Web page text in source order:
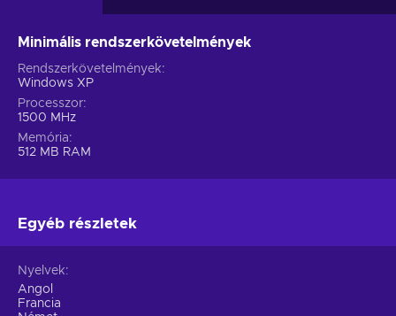
Minimális rendszerkövetelmények
Rendszerkövetelmények
Windows XP
Processzor
1500 MHz
Memória
512 MB RAM
Egyéb részletek
Nyelvek
Angol
Francia